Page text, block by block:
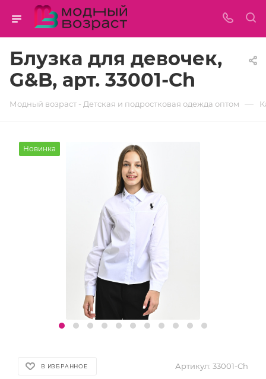
Блузка для девочек,
G&B, арт. 33001-Ch
Модный возраст - Детская и подростковая одежда оптом —
Новинка
В ИЗБРАННОЕ Артикул: 33001-Ch